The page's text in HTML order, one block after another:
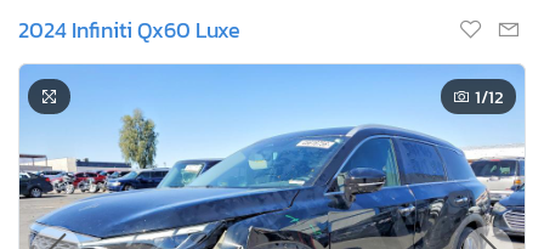
2024 Infiniti Qx60 Luxe
1/12